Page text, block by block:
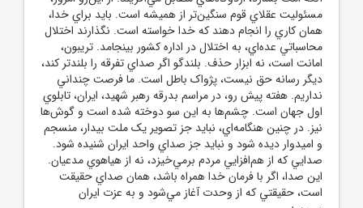
مسئوليت عقلاي قوم سنگين‌تر از هميشه است. بايد براي خدا،
همان کاري را انجام دهند که خدا خواسته است. نگذارند اختلال
محاسباتي عده‌اي، به اختلال در اداره کشور بينجامد. تريبون،
امانت است، نه ابزار حذف. بلندگو اگر صداي تفرقه را بلندتر کند،
ديگر رسانه حق نيست، پژواک باطل است. ما فرصت چنداني
نداريم. هفته پيش رو، در مراسم بدرقه رهبر شهيد، ايران، تابلوي
اول جهان است. چشم‌ها به اين سو دوخته شده است و گوش‌ها
نيز. در چنين هنگامه‌اي، نبايد جز تصوير يک ملت بيدار، منسجم
و اميدوار ديده شود و نبايد جز صداي واحد ايران شنيده شود.
صدايي که از هم‌افزايي مردم برمي‌خيزد، نه از هياهوي مدعيان.
اين صدا، اگر با فرمان خدا همراه باشد، همان صداي حقيقت
است، حقيقتي که از وحدت آغاز مي‌شود و به عزت ايران